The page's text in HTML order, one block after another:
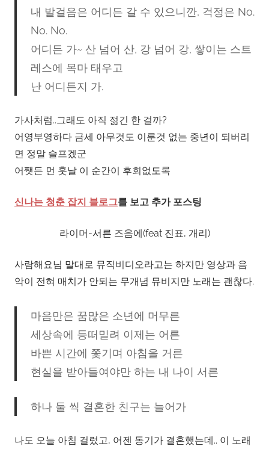
내 발걸음은 어디든 갈 수 있으니깐, 걱정은 No.
No. No.
어디든 가~ 산 넘어 산, 강 넘어 강, 쌓이는 스트
레스에 목마 태우고
난 어디든지 가.
가사처럼..그래도 아직 젊긴 한 걸까?
어영부영하다 금세 아무것도 이룬것 없는 중년이 되버리
면 정말 슬프겠군
어쨋든 먼 훗날 이 순간이 후회없도록
신나는 청춘 잡지 블로그를 보고 추가 포스팅
라이머-서른 즈음에(feat 진표, 개리)
사람해요님 말대로 뮤직비디오라고는 하지만 영상과 음
악이 전혀 매치가 안되는 무개념 뮤비지만 노래는 괜찮다.
마음만은 꿈많은 소년에 머무른
세상속에 등떠밀려 이제는 어른
바쁜 시간에 쫓기며 아침을 거른
현실을 받아들여야만 하는 내 나이 서른
하나 둘 씩 결혼한 친구는 늘어가
나도 오늘 아침 걸렀고, 어젠 동기가 결혼했는데.. 이 노래